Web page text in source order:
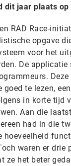
dit jaar plaats
RAD Race-
opgave
voor het
De applicatie
goed te lezen,
in korte tijd
Aan die
had in die
hoeveelheid
waren er drie
ze het beter